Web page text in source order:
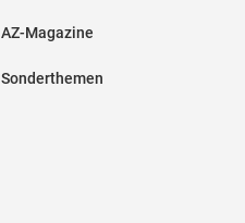
AZ-Magazine
Sonderthemen